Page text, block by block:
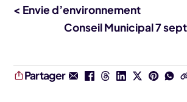
< Envie d’environnement
Conseil Municipal 7
Partager